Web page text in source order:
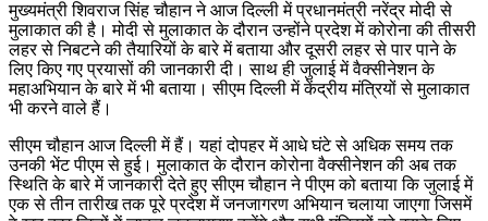
मुख्यमंत्री शिवराज सिंह चौहान ने आज दिल्ली में प्रधानमंत्री नरेंद्र मोदी से
मुलाकात की है। मोदी से मुलाकात के दौरान उन्होंने प्रदेश में कोरोना की तीसरी
लहर से निबटने की तैयारियों के बारे में बताया और दूसरी लहर से पार पाने के
लिए किए गए प्रयासों की जानकारी दी। साथ ही जुलाई में वैक्सीनेशन के
महाअभियान के बारे में भी बताया। सीएम दिल्ली में केंद्रीय मंत्रियों से मुलाकात
भी करने वाले हैं।
सीएम चौहान आज दिल्ली में हैं। यहां दोपहर में आधे घंटे से अधिक समय तक
उनकी भेंट पीएम से हुई। मुलाकात के दौरान कोरोना वैक्सीनेशन की अब तक
स्थिति के बारे में जानकारी देते हुए सीएम चौहान ने पीएम को बताया कि जुलाई में
एक से तीन तारीख तक पूरे प्रदेश में जनजागरण अभियान चलाया जाएगा जिसमें